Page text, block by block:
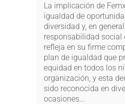
La implicación de
igualdad de
diversidad y, en
responsabilidad social
refleja en su firme
plan de igualdad que
equidad en todos los
organización, y esta
sido reconocida en
ocasiones...